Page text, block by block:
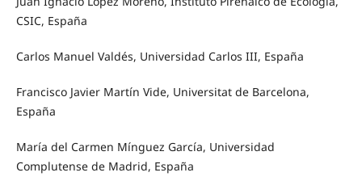
CSIC, España
Carlos Manuel Valdés, Universidad Carlos III, España
Francisco Javier Martín Vide, Universitat de Barcelona,
España
María del Carmen Mínguez García, Universidad
Complutense de Madrid, España